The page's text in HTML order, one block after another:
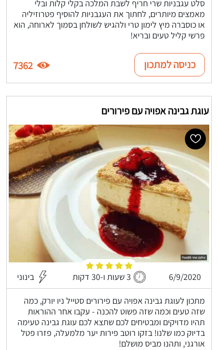
סלט עגבניות שרי חריף לשבת המלכה בקלי קלות ובלי
מאמצים מיותרים, לחתוך את העגבניות להוסיף פטרוזיליה
או כוסברה מיץ לימון טרי ולהגיש לשולחן בסמוך לארוחה, הוא
פרשי קליל טעים ובריא!
כניסה למתכון 7362
עוגת גבינה אפויה עם פירורים
6/9/2020 3 שעות ו-30 דקות בינוני
מתכון לעוגת גבינה אפויה עם פירורים סטייל ניו יורק, כמה
שזה טעים וכמה שזה פשוט להכנה - עקבו אחר ההוראות
תהיו מדויקים ומבטיחים לכם שתצא לכם עוגת גבינה טעימה
בדיוק כמו שלנו! בזקו רוטב פירות יער מלמעלה, פזרו פטל
אורגני, ותהנו מביס מושלם!